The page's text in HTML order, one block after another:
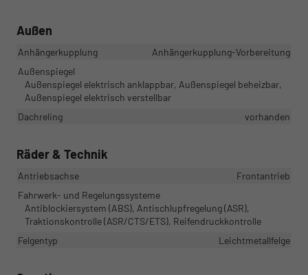
Außen
Anhängerkupplung
Anhängerkupplung-Vorbereitung
Außenspiegel
Außenspiegel elektrisch anklappbar, Außenspiegel beheizbar,
Außenspiegel elektrisch verstellbar
Dachreling
vorhanden
Räder & Technik
Antriebsachse
Frontantrieb
Fahrwerk- und Regelungssysteme
Antiblockiersystem (ABS), Antischlupfregelung (ASR),
Traktionskontrolle (ASR/CTS/ETS), Reifendruckkontrolle
Felgentyp
Leichtmetallfelge